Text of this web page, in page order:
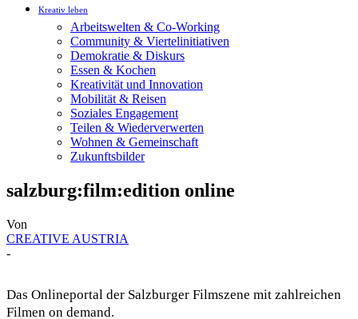
Kreativ leben
Arbeitswelten & Co-Working
Community & Viertelinitiativen
Demokratie & Diskurs
Essen & Kochen
Kreativität und Innovation
Mobilität & Reisen
Soziales Engagement
Teilen & Wiederverwerten
Wohnen & Gemeinschaft
Zukunftsbilder
salzburg:film:edition online
Von
CREATIVE AUSTRIA
-
Das Onlineportal der Salzburger Filmszene mit zahlreichen
Filmen on demand.